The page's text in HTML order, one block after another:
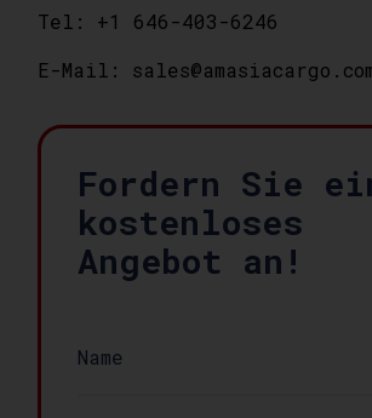
Tel: +1 646-403-6246
E-Mail:
Fordern Sie
kostenloses
Angebot an!